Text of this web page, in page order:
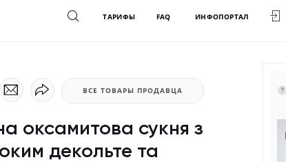
ТАРИФЫ FAQ ИНФОПОРТАЛ
ВСЕ ТОВАРЫ ПРОДАВЦА
оксамитова сукня з
декольте та
?